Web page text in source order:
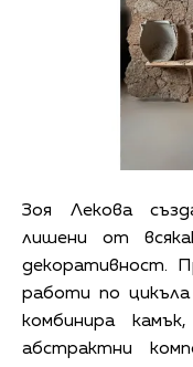
Зоя Лекова
лишени от
декоративност.
работи по цикъла
комбинира
абстрактни